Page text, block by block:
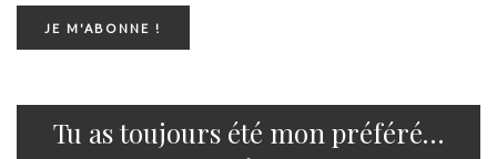
Tu as toujours été mon préféré…